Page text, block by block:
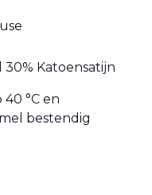
30% Katoensatijn
40 °C en
bestendig